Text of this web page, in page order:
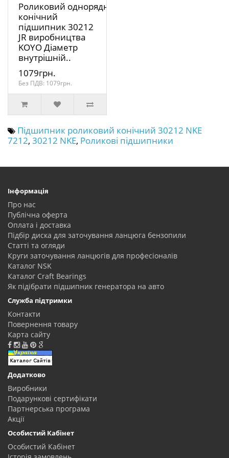
Роликовий однорядний
конічний
підшипник 30212
JR виробництва
KOYO Діаметр
внутрішній..
1079грн.
Без ПДВ: 1079грн.
Підшипник роликовий конічний 30212 NKE
7212, 30212 NKE, Роликові підшипники
Інформація
Про нас
Публічна оферта
Оплата і доставка
Підбір диска для заточування ланцюга бензопили
Статті та огляди
Круги заточування ланцюгів для професіоналів
Каталог NSK
Каталог Craft Bearings
Як підібрати підшипник генератора на авто
Служба підтримки
Контакти
Повернення товару
Карта сайту
Додатково
Виробники
Подарункові сертифікати
Партнерська програма
Акції
Особистий Кабінет
Особистий Кабінет